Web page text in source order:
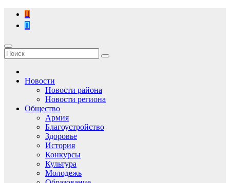
Перейти
содержимому
Новости
Новости района
Новости региона
Общество
Армия
Благоустройство
Здоровье
История
Конкурсы
Культура
Молодежь